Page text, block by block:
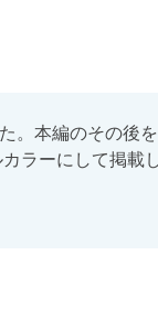
。本編のその後を
ラーにして掲載